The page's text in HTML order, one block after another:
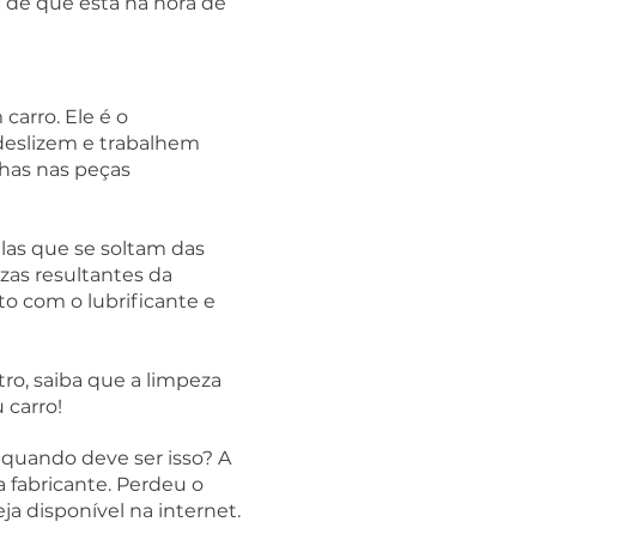
Ele é o
e trabalhem
nas peças
que se soltam das
resultantes da
com o lubrificante e
saiba que a limpeza
carro!
deve ser isso? A
fabricante. Perdeu o
disponível na internet.